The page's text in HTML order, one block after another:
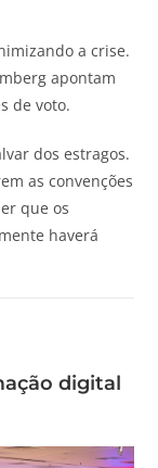
a crise.
apontam
de voto.
dos estragos.
as convenções
que os
haverá
digital